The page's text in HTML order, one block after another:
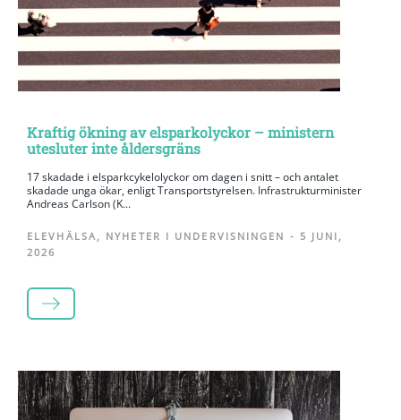
Kraftig ökning av elsparkolyckor – ministern
utesluter inte åldersgräns
17 skadade i elsparkcykelolyckor om dagen i snitt – och antalet
skadade unga ökar, enligt Transportstyrelsen. Infrastrukturminister
Andreas Carlson (K...
ELEVHÄLSA , NYHETER I UNDERVISNINGEN - 5 JUNI,
2026
LÄS MER